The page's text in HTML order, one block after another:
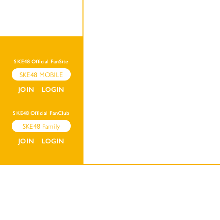
SKE48 Official FanSite
SKE48 MOBILE
JOIN LOGIN
SKE48 Official FanClub
SKE48 Family
JOIN LOGIN